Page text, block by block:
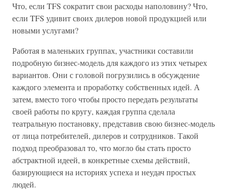
Что, если TFS сократит свои расходы наполовину? Что,
если TFS удивит своих дилеров новой продукцией или
новыми услугами?
Работая в маленьких группах, участники составили
подробную бизнес-модель для каждого из этих четырех
вариантов. Они с головой погрузились в обсуждение
каждого элемента и проработку собственных идей. А
затем, вместо того чтобы просто передать результаты
своей работы по кругу, каждая группа сделала
театральную постановку, представив свою бизнес-модель
от лица потребителей, дилеров и сотрудников. Такой
подход преобразовал то, что могло бы стать просто
абстрактной идеей, в конкретные схемы действий,
базирующиеся на историях успеха и неудач простых
людей.